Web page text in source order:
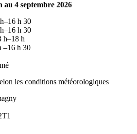
au 4 septembre 2026
h 30
h 30
h–18 h
–16 h 30
les conditions météorologiques